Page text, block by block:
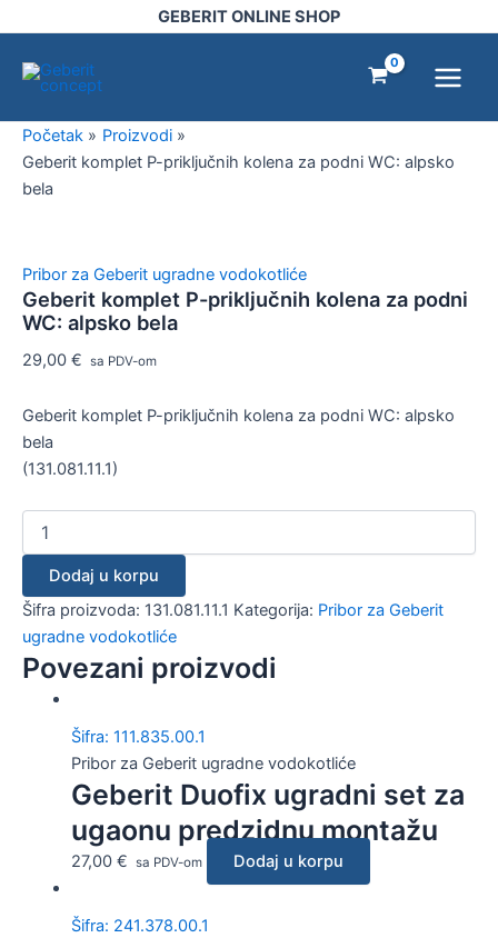
na
sadržaj
GEBERIT ONLINE SHOP
Početak
Proizvodi
Geberit komplet P-priključnih kolena za podni WC: alpsko
bela
Pribor za Geberit ugradne vodokotliće
Geberit komplet P-priključnih kolena za podni
WC: alpsko bela
29,00 € sa PDV-om
Geberit komplet P-priključnih kolena za podni WC: alpsko
bela
(131.081.11.1)
komplet
priključnih
za
podni
WC:
alpsko
Dodaj u korpu
Šifra proizvoda: 131.081.11.1 Kategorija: Pribor za Geberit
ugradne vodokotliće
Povezani proizvodi
Šifra: 111.835.00.1
Pribor za Geberit ugradne vodokotliće
Geberit Duofix ugradni set za
ugaonu predzidnu montažu
27,00 € sa PDV-om Dodaj u korpu
Šifra: 241.378.00.1